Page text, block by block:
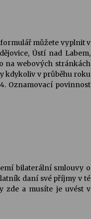
formulář můžete vyplnit v
Ústí nad Labem,
na webových stránkách
kdykoliv v průběhu roku
Oznamovací povinnost
bilaterální smlouvy o
daní své příjmy v té
zde a musíte je uvést v